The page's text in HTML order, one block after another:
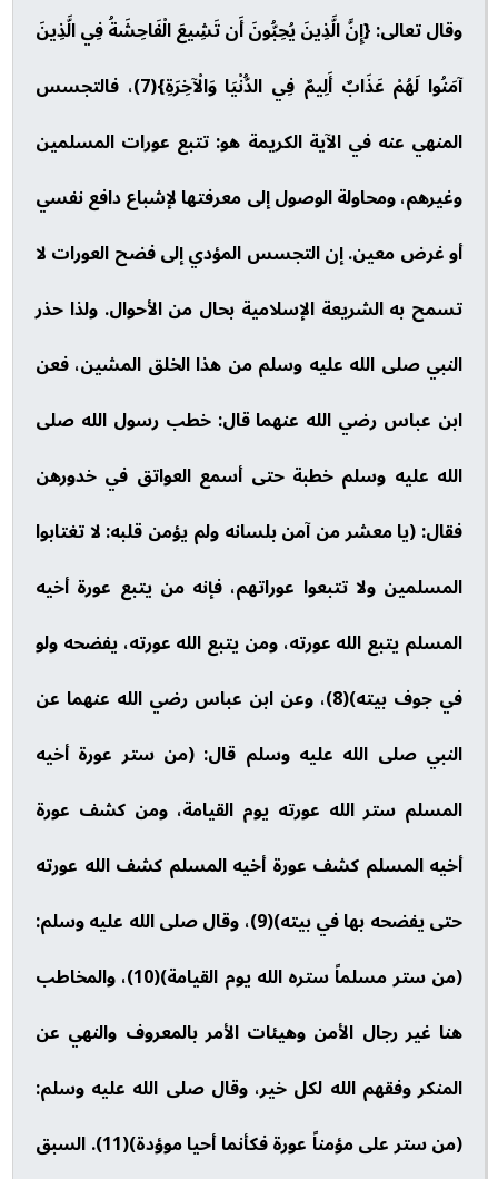
وقال تعالى: {إِنَّ الَّذِينَ يُحِبُّونَ أَن تَشِيعَ الْفَاحِشَةُ فِي الَّذِينَ
آمَنُوا لَهُمْ عَذَابٌ أَلِيمٌ فِي الدُّنْيَا وَالْآخِرَةِ}(7)، فالتجسس
المنهي عنه في الآية الكريمة هو: تتبع عورات المسلمين
وغيرهم، ومحاولة الوصول إلى معرفتها لإشباع دافع نفسي
أو غرض معين. إن التجسس المؤدي إلى فضح العورات لا
تسمح به الشريعة الإسلامية بحال من الأحوال. ولذا حذر
النبي صلى الله عليه وسلم من هذا الخلق المشين، فعن
ابن عباس رضي الله عنهما قال: خطب رسول الله صلى
الله عليه وسلم خطبة حتى أسمع العواتق في خدورهن
فقال: (يا معشر من آمن بلسانه ولم يؤمن قلبه: لا تغتابوا
المسلمين ولا تتبعوا عوراتهم، فإنه من يتبع عورة أخيه
المسلم يتبع الله عورته، ومن يتبع الله عورته، يفضحه ولو
في جوف بيته)(8)، وعن ابن عباس رضي الله عنهما عن
النبي صلى الله عليه وسلم قال: (من ستر عورة أخيه
المسلم ستر الله عورته يوم القيامة، ومن كشف عورة
أخيه المسلم كشف عورة أخيه المسلم كشف الله عورته
حتى يفضحه بها في بيته)(9)، وقال صلى الله عليه وسلم:
(من ستر مسلماً ستره الله يوم القيامة)(10)، والمخاطب
هنا غير رجال الأمن وهيئات الأمر بالمعروف والنهي عن
المنكر وفقهم الله لكل خير، وقال صلى الله عليه وسلم:
(من ستر على مؤمناً عورة فكأنما أحيا موؤدة)(11). السبق